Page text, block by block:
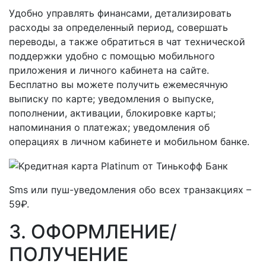
Удобно управлять финансами, детализировать
расходы за определенный период, совершать
переводы, а также обратиться в чат технической
поддержки удобно с помощью мобильного
приложения и личного кабинета на сайте.
Бесплатно вы можете получить ежемесячную
выписку по карте; уведомления о выпуске,
пополнении, активации, блокировке карты;
напоминания о платежах; уведомления об
операциях в личном кабинете и мобильном банке.
Sms или пуш-уведомления обо всех транзакциях –
59₽.
3. ОФОРМЛЕНИЕ/
ПОЛУЧЕНИЕ